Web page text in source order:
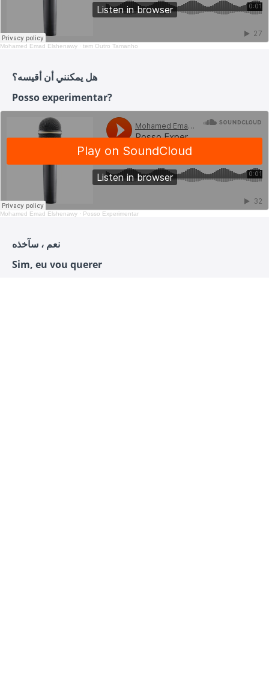
Mohamed Emad Elshenawy · tem Outro Tamanho
هل يمكنني أن أقيسه؟
Posso experimentar?
Mohamed Emad Elshenawy · Posso Experimentar
نعم ، سآخذه
Sim, eu vou querer